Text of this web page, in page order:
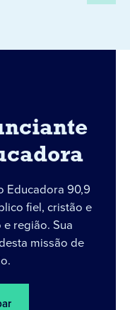
Educadora 90,9
fiel, cristão e
região. Sua
missão de